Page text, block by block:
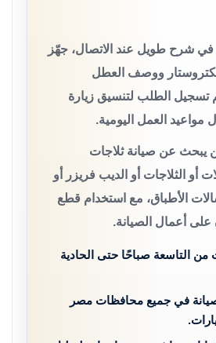
شرح طويل عند الاتصال، جهّز
ووصف العطل
تسجيل الطلب لتنسيق زيارة
مواعيد العمل اليومية.
يبحث عن صيانة ثلاجات
أو الثلاجات أو الديب فريزر أو
الأطباق، مع استخدام قطع
أعمال الصيانة.
من التاسعة صباحًا حتى الحادية
في جميع محافظات مصر